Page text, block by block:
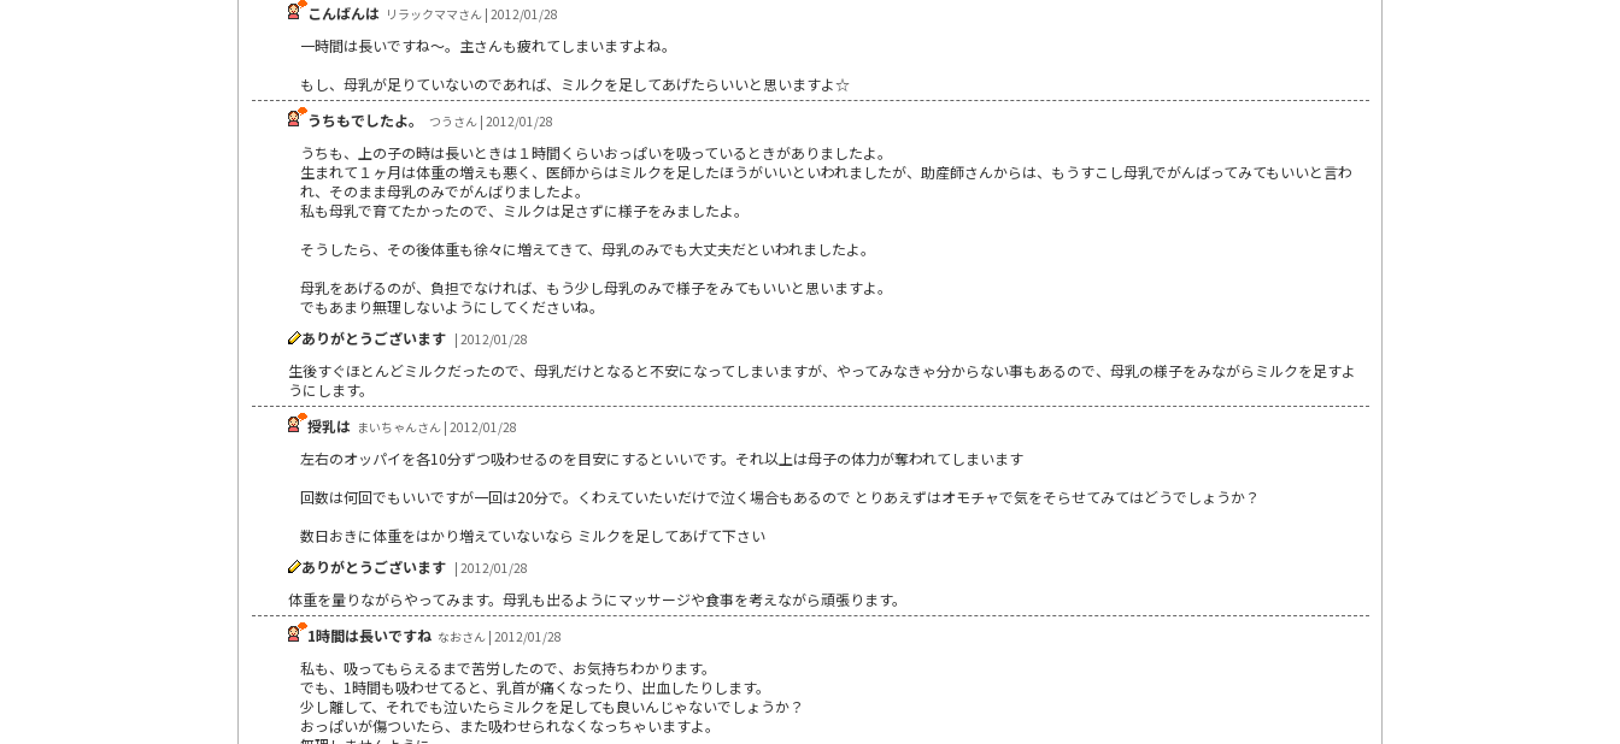
こんばんは リラックママさん | 2012/01/28
一時間は長いですね～。主さんも疲れてしまいますよね。
もし、母乳が足りていないのであれば、ミルクを足してあげたらいいと思いますよ☆
うちもでしたよ。
つうさん | 2012/01/28
うちも、上の子の時は長いときは１時間くらいおっぱいを吸っているときがありましたよ。
生まれて１ヶ月は体重の増えも悪く、医師からはミルクを足したほうがいいといわれましたが、助産師さんからは、もうすこし母乳でがんばってみてもいいと言わ
れ、そのまま母乳のみでがんばりましたよ。
私も母乳で育てたかったので、ミルクは足さずに様子をみましたよ。
そうしたら、その後体重も徐々に増えてきて、母乳のみでも大丈夫だといわれましたよ。
母乳をあげるのが、負担でなければ、もう少し母乳のみで様子をみてもいいと思いますよ。
でもあまり無理しないようにしてくださいね。
ありがとうございます | 2012/01/28
生後すぐほとんどミルクだったので、母乳だけとなると不安になってしまいますが、やってみなきゃ分からない事もあるので、母乳の様子をみながらミルクを足すよ
うにします。
授乳は まいちゃんさん | 2012/01/28
左右のオッパイを各10分ずつ吸わせるのを目安にするといいです。それ以上は母子の体力が奪われてしまいます
回数は何回でもいいですが一回は20分で。くわえていたいだけで泣く場合もあるので とりあえずはオモチャで気をそらせてみてはどうでしょうか？
数日おきに体重をはかり増えていないなら ミルクを足してあげて下さい
ありがとうございます | 2012/01/28
体重を量りながらやってみます。母乳も出るようにマッサージや食事を考えながら頑張ります。
1時間は長いですね なおさん | 2012/01/28
私も、吸ってもらえるまで苦労したので、お気持ちわかります。
でも、1時間も吸わせてると、乳首が痛くなったり、出血したりします。
少し離して、それでも泣いたらミルクを足しても良いんじゃないでしょうか？
おっぱいが傷ついたら、また吸わせられなくなっちゃいますよ。